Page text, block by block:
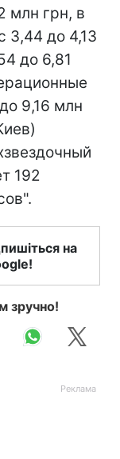
млн грн, в
3,44 до 4,13
до 6,81
9,16 млн
192
на
зручно!